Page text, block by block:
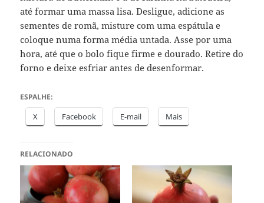
até formar uma massa lisa. Desligue, adicione as
sementes de romã, misture com uma espátula e
coloque numa forma média untada. Asse por uma
hora, até que o bolo fique firme e dourado. Retire do
forno e deixe esfriar antes de desenformar.
ESPALHE:
X Facebook E-mail Mais
RELACIONADO